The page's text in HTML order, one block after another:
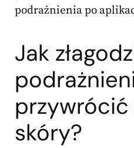
podrażnienia po
Jak
skóry?